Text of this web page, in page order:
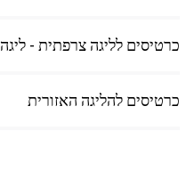
כרטיסים לליגה צרפתית - ליגה 1
כרטיסים להליגה האזורית